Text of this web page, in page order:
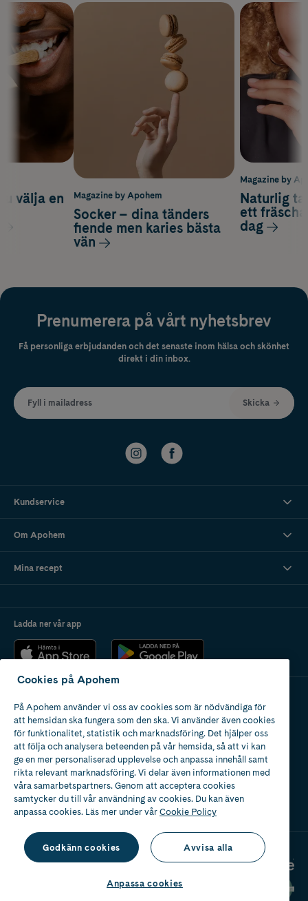
Magazine by
Naturlig
ett
dag
välja en
Magazine by Apohem
Socker – dina tänders
fiende men karies bästa
vän
Prenumerera på vårt nyhetsbrev
Få personliga erbjudanden och det senaste inom hälsa och skönhet
direkt i din inbox.
Fyll i mailadress Skicka
Kundservice
Om Apohem
Mina recept
Ladda ner vår app
Apotek med tillstånd
av Läkemedelsverket
Cookies på Apohem
På Apohem använder vi oss av cookies som är nödvändiga för
att hemsidan ska fungera som den ska. Vi använder även cookies
för funktionalitet, statistik och marknadsföring. Det hjälper oss
att följa och analysera beteenden på vår hemsida, så att vi kan
ge en mer personaliserad upplevelse och anpassa innehåll samt
rikta relevant marknadsföring. Vi delar även informationen med
våra samarbetspartners. Genom att acceptera cookies
samtycker du till vår användning av cookies. Du kan även
anpassa cookies. Läs mer under vårCookie Policy
Godkänn cookies Avvisa alla
Anpassa cookies